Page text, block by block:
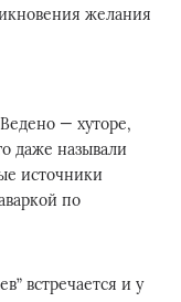
желания
— хуторе,
даже называли
источники
по
встречается и у